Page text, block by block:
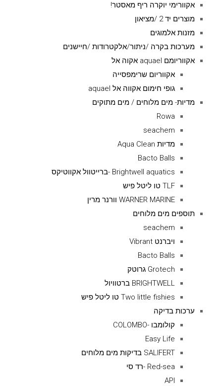
אקוורימי יוקרה ריף מאסטר!
מוצרים יד 2 /מציאון
מזנות אלמוגים
מערכות בקרה /ניתור/אלקטרודות /חיישנים
אקווריומם aquael אקוה אל
אקווריום שרימפסייה
גופי חימום אקווה אל aquael
מדיות- מים מלוחים / מים מתוקים
Rowa
seachem
מדיות Aqua Clean
Bacto Balls
Brightwell aquatics -ברייטוול אקווטיקס
TLF טו ליטל פיש
WARNER MARINE וורנר מרין
תוספים מים מלוחים
seachem
ויברנט Vibrant
Bacto Balls
Grotech גרוטק
BRIGHTWELL ברטוויול
Two little fishies טו ליטל פיש
ערכות בדיקה
קולומבו -COLOMBO
Easy Life
SALIFERT בדיקות מים מלוחים
Red-sea -רד סי
API